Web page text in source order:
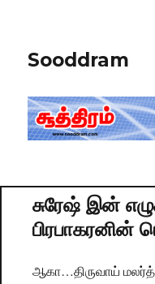
Sooddram
சுரேஷ் இன்
பிரபாகரனின்
ஆகா…திருவாய்